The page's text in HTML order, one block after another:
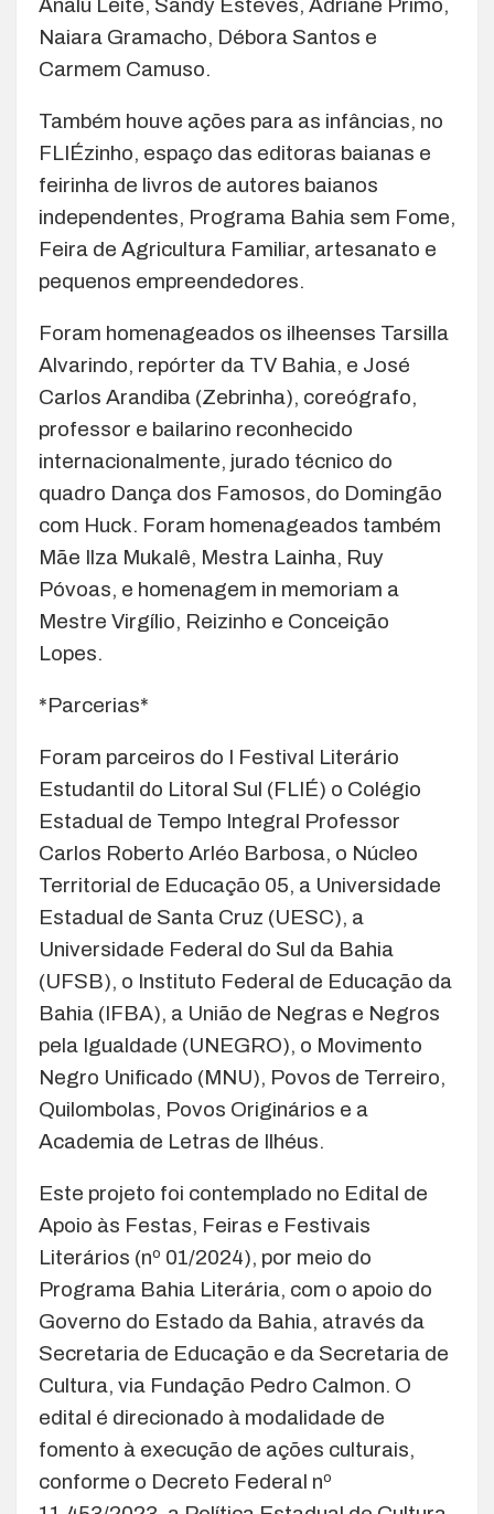
Analu Leite, Sandy Esteves, Adriane Primo,
Naiara Gramacho, Débora Santos e
Carmem Camuso.
Também houve ações para as infâncias, no
FLIÉzinho, espaço das editoras baianas e
feirinha de livros de autores baianos
independentes, Programa Bahia sem Fome,
Feira de Agricultura Familiar, artesanato e
pequenos empreendedores.
Foram homenageados os ilheenses Tarsilla
Alvarindo, repórter da TV Bahia, e José
Carlos Arandiba (Zebrinha), coreógrafo,
professor e bailarino reconhecido
internacionalmente, jurado técnico do
quadro Dança dos Famosos, do Domingão
com Huck. Foram homenageados também
Mãe Ilza Mukalê, Mestra Lainha, Ruy
Póvoas, e homenagem in memoriam a
Mestre Virgílio, Reizinho e Conceição
Lopes.
*Parcerias*
Foram parceiros do I Festival Literário
Estudantil do Litoral Sul (FLIÉ) o Colégio
Estadual de Tempo Integral Professor
Carlos Roberto Arléo Barbosa, o Núcleo
Territorial de Educação 05, a Universidade
Estadual de Santa Cruz (UESC), a
Universidade Federal do Sul da Bahia
(UFSB), o Instituto Federal de Educação da
Bahia (IFBA), a União de Negras e Negros
pela Igualdade (UNEGRO), o Movimento
Negro Unificado (MNU), Povos de Terreiro,
Quilombolas, Povos Originários e a
Academia de Letras de Ilhéus.
Este projeto foi contemplado no Edital de
Apoio às Festas, Feiras e Festivais
Literários (nº 01/2024), por meio do
Programa Bahia Literária, com o apoio do
Governo do Estado da Bahia, através da
Secretaria de Educação e da Secretaria de
Cultura, via Fundação Pedro Calmon. O
edital é direcionado à modalidade de
fomento à execução de ações culturais,
conforme o Decreto Federal nº